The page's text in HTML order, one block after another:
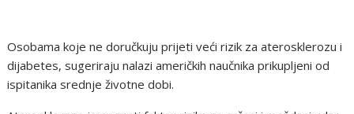
Osobama koje ne doručkuju prijeti veći rizik za aterosklerozu i
dijabetes, sugeriraju nalazi američkih naučnika prikupljeni od
ispitanika srednje životne dobi.